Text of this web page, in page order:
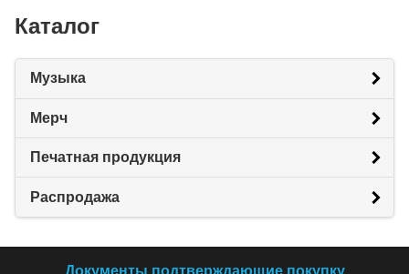
Каталог
Музыка
Мерч
Печатная продукция
Распродажа
Документы подтверждающие покупку